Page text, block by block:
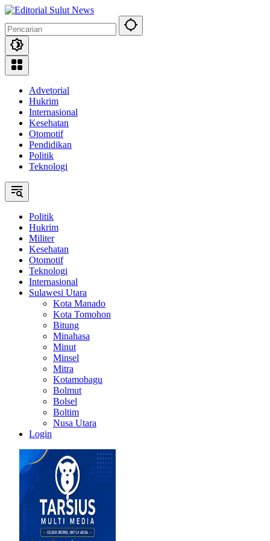
Langsung
konten
Advetorial
Hukrim
Internasional
Kesehatan
Otomotif
Pendidikan
Politik
Teknologi
Politik
Hukrim
Militer
Kesehatan
Otomotif
Teknologi
Internasional
Sulawesi Utara
Kota Manado
Kota Tomohon
Bitung
Minahasa
Minut
Minsel
Mitra
Kotamobagu
Bolmut
Bolsel
Boltim
Nusa Utara
Login